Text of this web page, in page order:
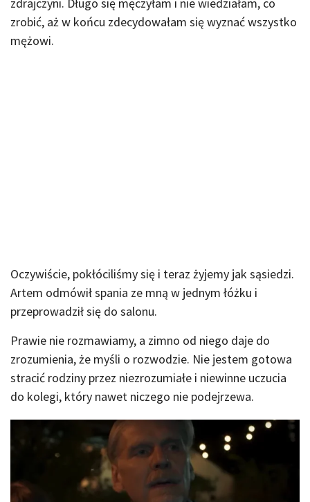
zrobić, aż w końcu zdecydowałam się wyznać wszystko
mężowi.
Oczywiście, pokłóciliśmy się i teraz żyjemy jak sąsiedzi.
Artem odmówił spania ze mną w jednym łóżku i
przeprowadził się do salonu.
Prawie nie rozmawiamy, a zimno od niego daje do
zrozumienia, że myśli o rozwodzie. Nie jestem gotowa
stracić rodziny przez niezrozumiałe i niewinne uczucia
do kolegi, który nawet niczego nie podejrzewa.